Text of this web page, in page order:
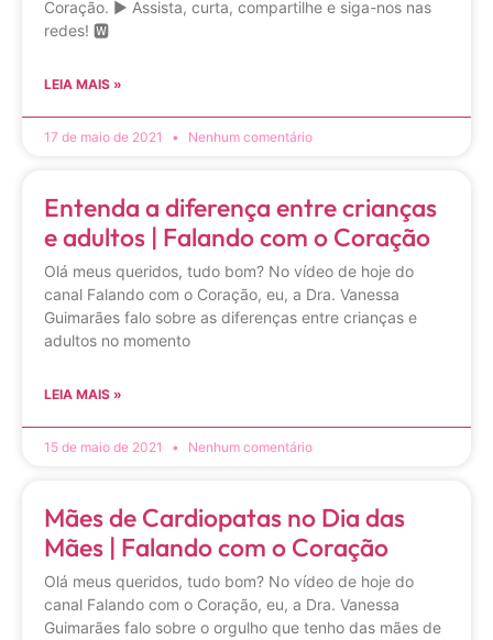
Coração. ▶ Assista, curta, compartilhe e siga-nos nas
redes! 🆆
LEIA MAIS »
17 de maio de 2021 Nenhum comentário
Entenda a diferença entre crianças
e adultos | Falando com o Coração
Olá meus queridos, tudo bom? No vídeo de hoje do
canal Falando com o Coração, eu, a Dra. Vanessa
Guimarães falo sobre as diferenças entre crianças e
adultos no momento
LEIA MAIS »
15 de maio de 2021 Nenhum comentário
Mães de Cardiopatas no Dia das
Mães | Falando com o Coração
Olá meus queridos, tudo bom? No vídeo de hoje do
canal Falando com o Coração, eu, a Dra. Vanessa
Guimarães falo sobre o orgulho que tenho das mães de